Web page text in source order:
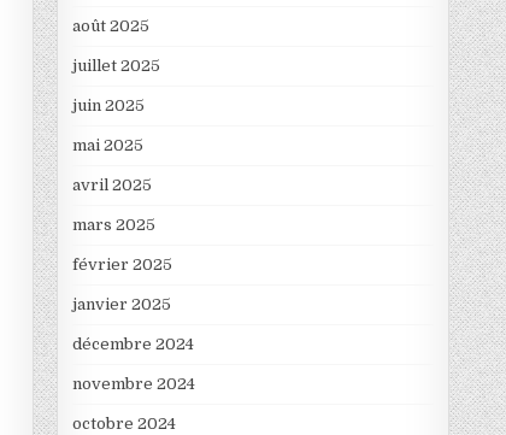
août 2025
juillet 2025
juin 2025
mai 2025
avril 2025
mars 2025
février 2025
janvier 2025
décembre 2024
novembre 2024
octobre 2024